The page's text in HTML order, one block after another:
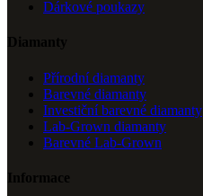
Dárkové poukazy
Diamanty
Přírodní diamanty
Barevné diamanty
Investiční barevné diamanty
Lab-Grown diamanty
Barevné Lab-Grown
Informace